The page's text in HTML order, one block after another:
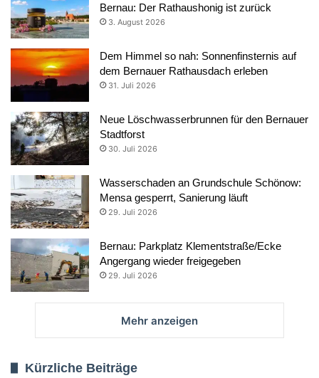
Bernau: Der Rathaushonig ist zurück
3. August 2026
Dem Himmel so nah: Sonnenfinsternis auf
dem Bernauer Rathausdach erleben
31. Juli 2026
Neue Löschwasserbrunnen für den Bernauer
Stadtforst
30. Juli 2026
Wasserschaden an Grundschule Schönow:
Mensa gesperrt, Sanierung läuft
29. Juli 2026
Bernau: Parkplatz Klementstraße/Ecke
Angergang wieder freigegeben
29. Juli 2026
Mehr anzeigen
Kürzliche Beiträge